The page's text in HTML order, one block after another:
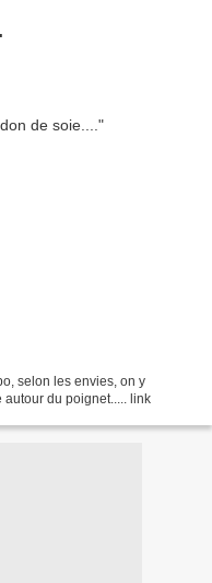
selon les envies, on y
autour du poignet..... link